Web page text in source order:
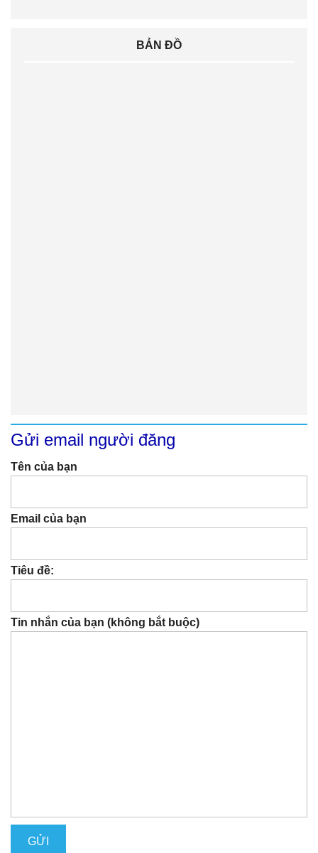
BẢN ĐỒ
Gửi email người đăng
Tên của bạn
Email của bạn
Tiêu đề:
Tin nhắn của bạn (không bắt buộc)